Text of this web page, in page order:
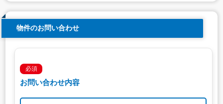
物件のお問い合わせ
必須
お問い合わせ内容